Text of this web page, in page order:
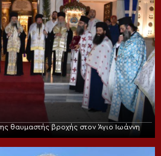
θαυμαστής βροχής στον Άγιο Ιωάννη